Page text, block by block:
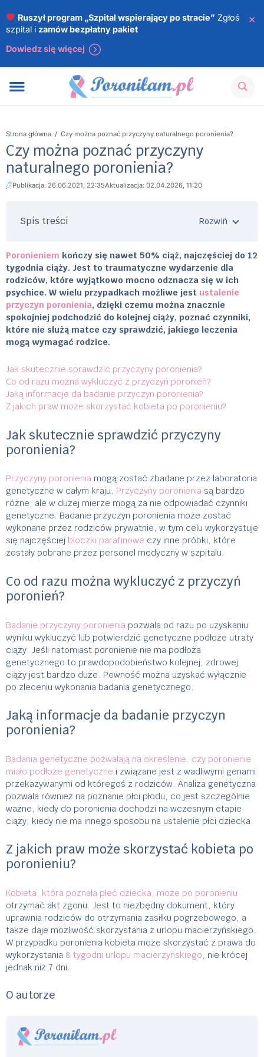
Ruszył program „Szpital wspierający po stracie” Zgłoś
szpital i zamów bezpłatny pakiet
Dowiedz się więcej
×
Strona główna / Czy można poznać przyczyny naturalnego poronienia?
Czy można poznać przyczyny
naturalnego poronienia?
Publikacja: 26.06.2021, 22:35Aktualizacja: 02.04.2026, 11:20
Spis treści
Poronieniem kończy się nawet 50% ciąż, najczęściej do 12
tygodnia ciąży. Jest to traumatyczne wydarzenie dla
rodziców, które wyjątkowo mocno odznacza się w ich
psychice. W wielu przypadkach możliwe jest ustalenie
przyczyn poronienia, dzięki czemu można znacznie
spokojniej podchodzić do kolejnej ciąży, poznać czynniki,
które nie służą matce czy sprawdzić, jakiego leczenia
mogą wymagać rodzice.
Jak skutecznie sprawdzić przyczyny poronienia?
Co od razu można wykluczyć z przyczyń poronień?
Jaką informacje da badanie przyczyn poronienia?
Z jakich praw może skorzystać kobieta po poronieniu?
Jak skutecznie sprawdzić przyczyny
poronienia?
Przyczyny poronieniamogą zostać zbadane przez laboratoria
genetyczne w całym kraju. Przyczyny poronieniasą bardzo
różne, ale w dużej mierze mogą za nie odpowiadać czynniki
genetyczne. Badanie przyczyn poronienia może zostać
wykonane przez rodziców prywatnie, w tym celu wykorzystuje
się najczęściej bloczki parafinowe czy inne próbki, które
zostały pobrane przez personel medyczny w szpitalu.
Co od razu można wykluczyć z przyczyń
poronień?
Badanie przyczyny poronienia pozwala od razu po uzyskaniu
wyniku wykluczyć lub potwierdzić genetyczne podłoże utraty
ciąży. Jeśli natomiast poronienie nie ma podłoża
genetycznego to prawdopodobieństwo kolejnej, zdrowej
ciąży jest bardzo duże. Pewność można uzyskać wyłącznie
po zleceniu wykonania badania genetycznego.
Jaką informacje da badanie przyczyn
poronienia?
Badania genetyczne pozwalają na określenie, czy poronienie
miało podłoże genetyczne i związane jest z wadliwymi genami
przekazywanymi od któregoś z rodziców. Analiza genetyczna
pozwala również na poznanie płci płodu, co jest szczególnie
ważne, kiedy do poronienia dochodzi na wczesnym etapie
ciąży, kiedy nie ma innego sposobu na ustalenie płci dziecka.
Z jakich praw może skorzystać kobieta po
poronieniu?
Kobieta, która poznała płeć dziecka, może po poronieniu
otrzymać akt zgonu. Jest to niezbędny dokument, który
uprawnia rodziców do otrzymania zasiłku pogrzebowego, a
także daje możliwość skorzystania z urlopu macierzyńskiego.
W przypadku poronienia kobieta może skorzystać z prawa do
wykorzystania 8 tygodni urlopu macierzyńskiego, nie krócej
jednak niż 7 dni.
O autorze